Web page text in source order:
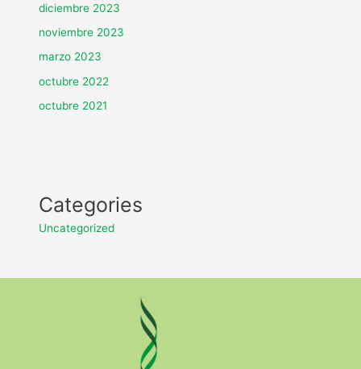
diciembre 2023
noviembre 2023
marzo 2023
octubre 2022
octubre 2021
Categories
Uncategorized